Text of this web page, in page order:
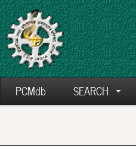
PCMdb SEARCH